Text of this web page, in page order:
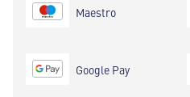
Maestro
Google Pay